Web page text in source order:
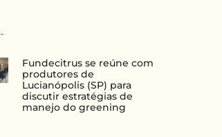
Fundecitrus se reúne com
produtores de
Lucianópolis (SP) para
discutir estratégias de
manejo do greening